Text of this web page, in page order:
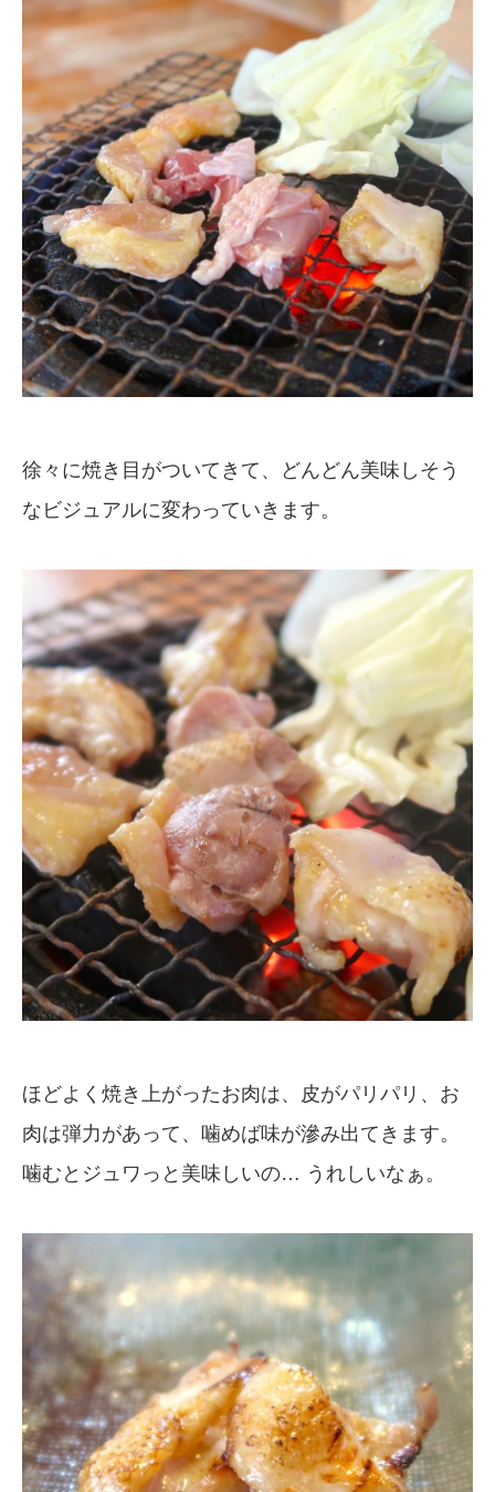
徐々に焼き目がついてきて、どんどん美味しそう
なビジュアルに変わっていきます。
ほどよく焼き上がったお肉は、皮がパリパリ、お
肉は弾力があって、噛めば味が滲み出てきます。
噛むとジュワっと美味しいの… うれしいなぁ。